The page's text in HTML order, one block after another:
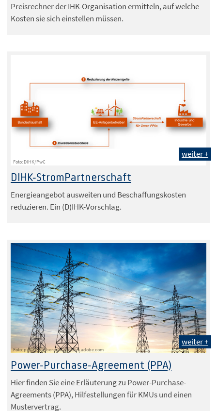
Preisrechner der IHK-Organisation ermitteln, auf welche
Kosten sie sich einstellen müssen.
Foto: DIHK/PwC
weiter +
DIHK-StromPartnerschaft
Energieangebot ausweiten und Beschaffungskosten
reduzieren. Ein (D)IHK-Vorschlag.
Foto: peterschreiber.media - stock.adobe.com
weiter +
Power-Purchase-Agreement (PPA)
Hier finden Sie eine Erläuterung zu Power-Purchase-
Agreements (PPA), Hilfestellungen für KMUs und einen
Mustervertrag.